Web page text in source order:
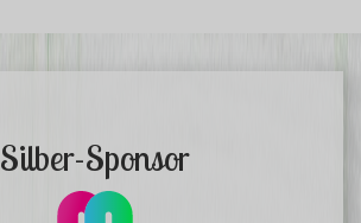
Silber-Sponsor